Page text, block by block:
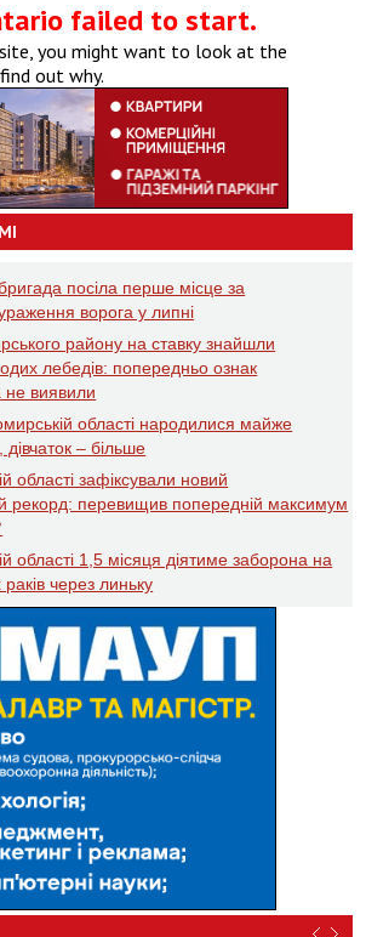
failed to start.
you might want to look at the
out why.
посіла перше місце за
ворога у липні
району на ставку знайшли
лебедів: попередньо ознак
не виявили
області народилися майже
дівчаток – більше
області зафіксували новий
рекорд: перевищив попередній максимум
області 1,5 місяця діятиме заборона на
раків через линьку